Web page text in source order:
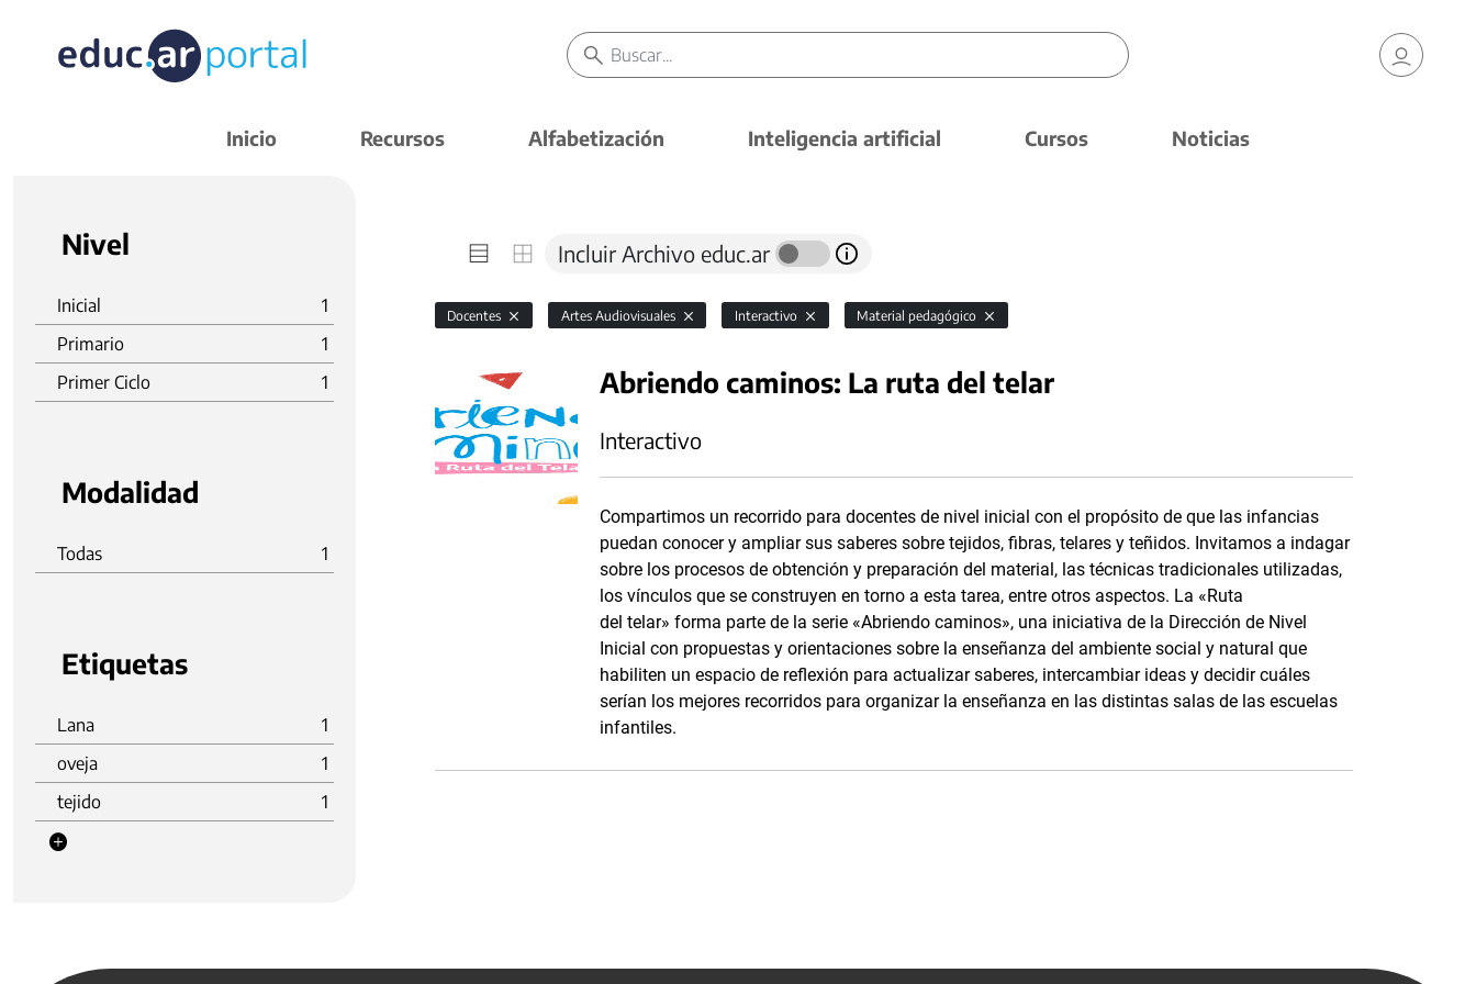
Inicio Recursos Alfabetización Inteligencia artificial Cursos Noticias
Nivel
Inicial
1
Primario
1
Primer Ciclo
1
Modalidad
Todas 1
Etiquetas
Lana
1
oveja
1
tejido
1
Incluir Archivo educ.ar
Docentes Artes Audiovisuales Interactivo Material pedagógico
Abriendo caminos: La ruta del telar
Interactivo
Compartimos un recorrido para docentes de nivel inicial con el propósito de que las infancias
puedan conocer y ampliar sus saberes sobre tejidos, fibras, telares y teñidos. Invitamos a indagar
sobre los procesos de obtención y preparación del material, las técnicas tradicionales utilizadas,
los vínculos que se construyen en torno a esta tarea, entre otros aspectos. La «Ruta
del telar» forma parte de la serie «Abriendo caminos», una iniciativa de la Dirección de Nivel
Inicial con propuestas y orientaciones sobre la enseñanza del ambiente social y natural que
habiliten un espacio de reflexión para actualizar saberes, intercambiar ideas y decidir cuáles
serían los mejores recorridos para organizar la enseñanza en las distintas salas de las escuelas
infantiles.